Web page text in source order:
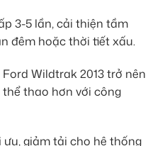
3-5 lần, cải thiện tầm
đêm hoặc thời tiết xấu.
Wildtrak 2013 trở nên
thao hơn với công
giảm tải cho hệ thống